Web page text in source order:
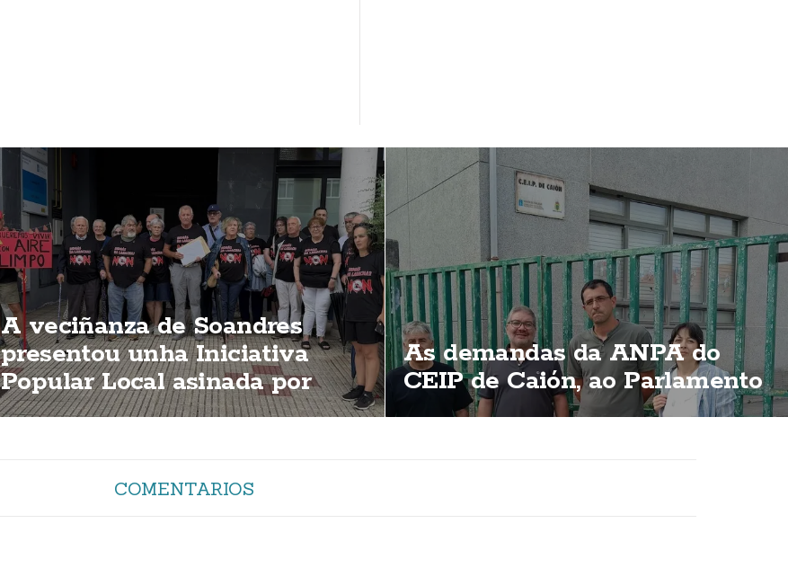
A veciñanza de Soandres
presentou unha Iniciativa
Popular Local asinada por
2.000 persoas para que o
As demandas da ANPA do
CEIP de Caión, ao Parlamento
COMENTARIOS